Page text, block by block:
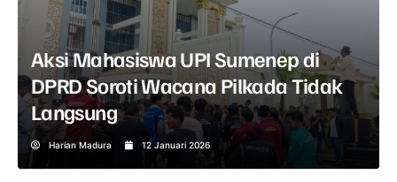
Aksi Mahasiswa UPI Sumenep di
DPRD Soroti Wacana Pilkada Tidak
Langsung
Harian Madura 12 Januari 2026